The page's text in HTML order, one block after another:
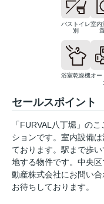
バストイレ
別
室内
浴室乾燥機オー
セールスポイント
「FURVAL八丁堀」の
ションです。室内設備
ております。駅まで歩
地する物件です。中央
動産株式会社にお問い
お待ちしております。